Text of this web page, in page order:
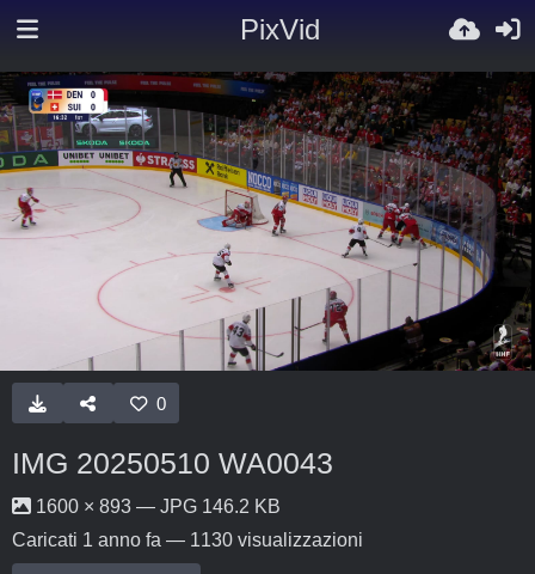
PixVid
0
IMG 20250510 WA0043
1600 × 893 — JPG 146.2 KB
Caricati 1 anno fa — 1130 visualizzazioni